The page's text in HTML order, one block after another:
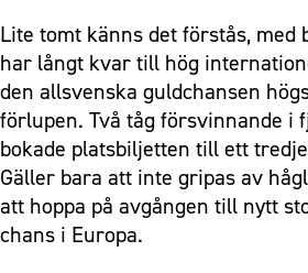
Lite tomt känns det förstås, med
har långt kvar till hög
den allsvenska guldchansen
förlupen. Två tåg försvinnande i
bokade platsbiljetten till ett
Gäller bara att inte gripas av
att hoppa på avgången till nytt
chans i Europa.